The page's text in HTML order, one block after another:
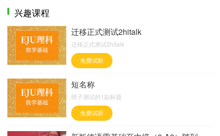
兴趣课程
迁移正式测试2hitalk
迁移正式测试2hitalk
免费试听
短名称
晴子测试的1副标题
免费试听